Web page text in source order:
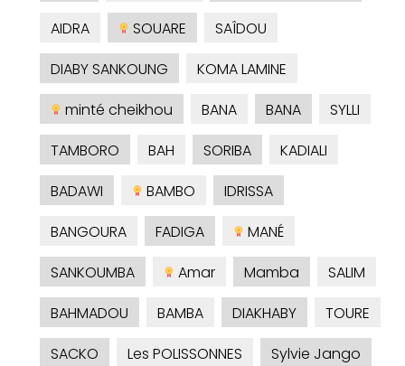
AIDRA
SOUARE
SAÎDOU
DIABY SANKOUNG
KOMA LAMINE
minté cheikhou
BANA BANA
SYLLI
TAMBORO
BAH SORIBA
KADIALI
BADAWI
BAMBO
IDRISSA
BANGOURA
FADIGA
MANÉ
SANKOUMBA
Amar Mamba
SALIM
BAHMADOU
BAMBA DIAKHABY
TOURE
SACKO
Les POLISSONNES
Sylvie Jango